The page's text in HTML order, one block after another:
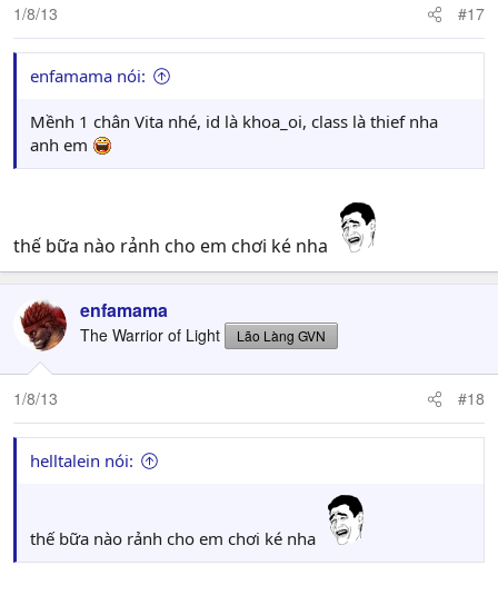
1/8/13 #17
enfamama nói:
Mềnh 1 chân Vita nhé, id là khoa_oi, class là thief nha
anh em
thế bữa nào rảnh cho em chơi ké nha
enfamama
The Warrior of Light Lão Làng GVN
1/8/13 #18
helltalein nói:
thế bữa nào rảnh cho em chơi ké nha